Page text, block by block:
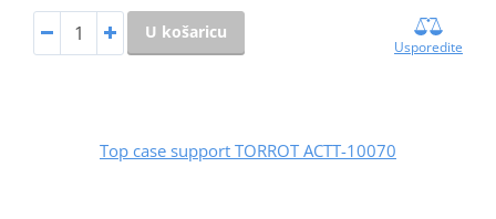
U košaricu
Usporedite
Top case support TORROT ACTT-10070